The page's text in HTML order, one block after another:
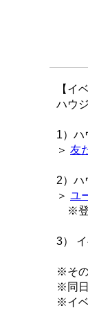
【イ
ハウ
1）ハ
＞ 友
2）ハ
＞ ユ
※登
3）
※そ
※同
※イベ